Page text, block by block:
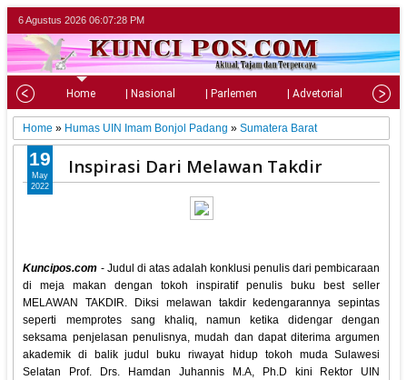
6 Agustus 2026 06:07:29 PM
Home | Nasional | Parlemen | Advetorial |
Home » Humas UIN Imam Bonjol Padang »Sumatera Barat
Inspirasi Dari Melawan Takdir
Kuncipos.com - Judul di atas adalah konklusi penulis dari pembicaraan
di meja makan dengan tokoh inspiratif penulis buku best seller
MELAWAN TAKDIR. Diksi melawan takdir kedengarannya sepintas
seperti memprotes sang khaliq, namun ketika didengar dengan
seksama penjelasan penulisnya, mudah dan dapat diterima argumen
akademik di balik judul buku riwayat hidup tokoh muda Sulawesi
Selatan Prof. Drs. Hamdan Juhannis M.A, Ph.D kini Rektor UIN
19
May
2022